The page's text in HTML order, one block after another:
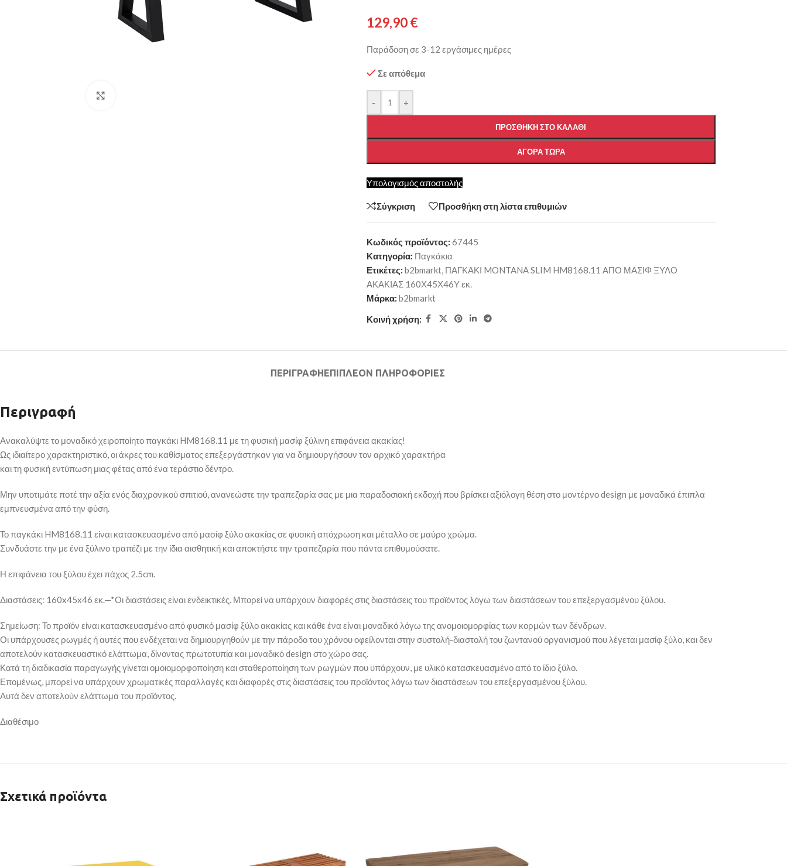
129,90€
Παράδοση σε 3-12 εργάσιμες ημέρες
Σε απόθεμα
- +
ΠΡΟΣΘΉΚΗ ΣΤΟ ΚΑΛΆΘΙ
ΑΓΟΡΆ ΤΏΡΑ
Υπολογισμός αποστολής
Σύγκριση Προσθήκη στη λίστα επιθυμιών
Κωδικός προϊόντος: 67445
Κατηγορία: Παγκάκια
Ετικέτες: b2bmarkt, ΠΑΓΚΑΚΙ MONTANA SLIM HM8168.11 ΑΠΟ ΜΑΣΙΦ ΞΥΛΟ
ΑΚΑΚΙΑΣ 160Χ45Χ46Υ εκ.
Μάρκα: b2bmarkt
Κοινή χρήση:
ΠΕΡΙΓΡΑΦΉΕΠΙΠΛΈΟΝ ΠΛΗΡΟΦΟΡΊΕΣ
Περιγραφή
Ανακαλύψτε το μοναδικό χειροποίητο παγκάκι HM8168.11 με τη φυσική μασίφ ξύλινη επιφάνεια ακακίας!
Ως ιδιαίτερο χαρακτηριστικό, οι άκρες του καθίσματος επεξεργάστηκαν για να δημιουργήσουν τον αρχικό χαρακτήρα
και τη φυσική εντύπωση μιας φέτας από ένα τεράστιο δέντρο.
Μην υποτιμάτε ποτέ την αξία ενός διαχρονικού σπιτιού, ανανεώστε την τραπεζαρία σας με μια παραδοσιακή εκδοχή που βρίσκει αξιόλογη θέση στο μοντέρνο design με μοναδικά έπιπλα
εμπνευσμένα από την φύση.
Το παγκάκι HM8168.11 είναι κατασκευασμένο από μασίφ ξύλο ακακίας σε φυσική απόχρωση και μέταλλο σε μαύρο χρώμα.
Συνδυάστε την με ένα ξύλινο τραπέζι με την ίδια αισθητική και αποκτήστε την τραπεζαρία που πάντα επιθυμούσατε.
Η επιφάνεια του ξύλου έχει πάχος 2.5cm.
Διαστάσεις: 160x45x46 εκ.—*Οι διαστάσεις είναι ενδεικτικές. Μπορεί να υπάρχουν διαφορές στις διαστάσεις του προϊόντος λόγω των διαστάσεων του επεξεργασμένου ξύλου.
Σημείωση: Το προϊόν είναι κατασκευασμένο από φυσικό μασίφ ξύλο ακακίας και κάθε ένα είναι μοναδικό λόγω της ανομοιομορφίας των κορμών των δένδρων.
Οι υπάρχουσες ρωγμές ή αυτές που ενδέχεται να δημιουργηθούν με την πάροδο του χρόνου οφείλονται στην συστολή-διαστολή του ζωντανού οργανισμού που λέγεται μασίφ ξύλο, και δεν
αποτελούν κατασκευαστικό ελάττωμα, δίνοντας πρωτοτυπία και μοναδικό design στο χώρο σας.
Κατά τη διαδικασία παραγωγής γίνεται ομοιομορφοποίηση και σταθεροποίηση των ρωγμών που υπάρχουν, με υλικό κατασκευασμένο από το ίδιο ξύλο.
Επομένως, μπορεί να υπάρχουν χρωματικές παραλλαγές και διαφορές στις διαστάσεις του προϊόντος λόγω των διαστάσεων του επεξεργασμένου ξύλου.
Αυτά δεν αποτελούν ελάττωμα του προϊόντος.
Διαθέσιμο
Σχετικά προϊόντα